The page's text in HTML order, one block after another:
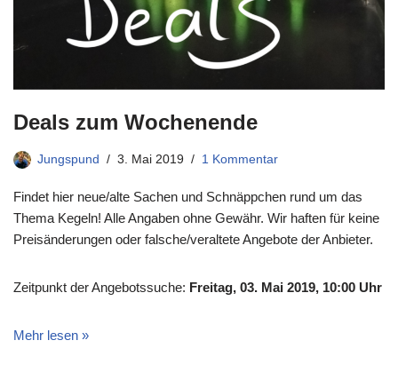
Deals zum Wochenende
Jungspund 3. Mai 2019 1 Kommentar
Findet hier neue/alte Sachen und Schnäppchen rund um das
Thema Kegeln! Alle Angaben ohne Gewähr. Wir haften für keine
Preisänderungen oder falsche/veraltete Angebote der Anbieter.
Zeitpunkt der Angebotssuche: Freitag, 03. Mai 2019, 10:00 Uhr
Mehr lesen »